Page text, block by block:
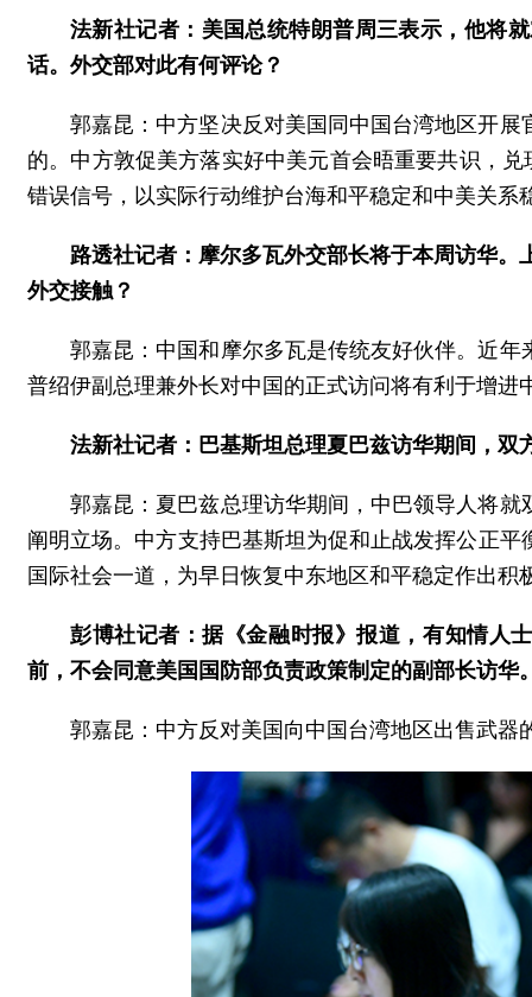
法新社记者：美国总统特朗普周三表示，他将
话。外交部对此有何评论？
郭嘉昆：中方坚决反对美国同中国台湾地区开
的。中方敦促美方落实好中美元首会晤重要共识，
错误信号，以实际行动维护台海和平稳定和中美关系
路透社记者：摩尔多瓦外交部长将于本周访华
外交接触？
郭嘉昆：中国和摩尔多瓦是传统友好伙伴。近
普绍伊副总理兼外长对中国的正式访问将有利于增进
法新社记者：巴基斯坦总理夏巴兹访华期间，双
郭嘉昆：夏巴兹总理访华期间，中巴领导人将
阐明立场。中方支持巴基斯坦为促和止战发挥公正
国际社会一道，为早日恢复中东地区和平稳定作出积
彭博社记者：据《金融时报》报道，有知情人
前，不会同意美国国防部负责政策制定的副部长访华
郭嘉昆：中方反对美国向中国台湾地区出售武